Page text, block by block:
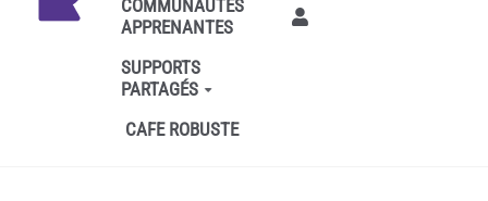
COMMUNAUTÉS
APPRENANTES
SUPPORTS
PARTAGÉS
CAFE ROBUSTE